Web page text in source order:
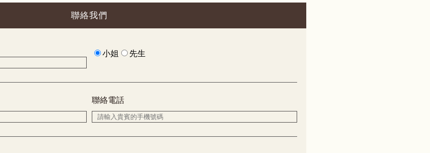
聯絡我們
小姐
先生
聯絡電話